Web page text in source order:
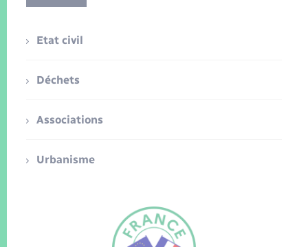
Etat civil
Déchets
Associations
Urbanisme